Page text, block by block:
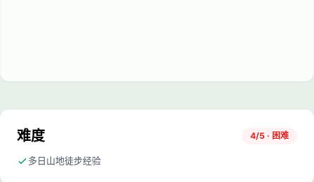
难度 4/5 · 困难
多日山地徒步经验